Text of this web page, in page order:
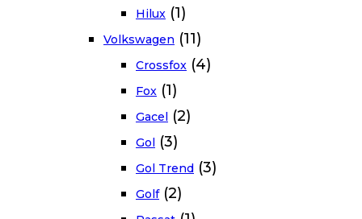
Hilux (1)
Volkswagen (11)
Crossfox (4)
Fox (1)
Gacel (2)
Gol (3)
Gol Trend (3)
Golf (2)